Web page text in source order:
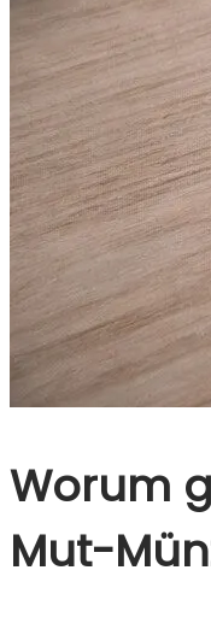
Worum
Mut-